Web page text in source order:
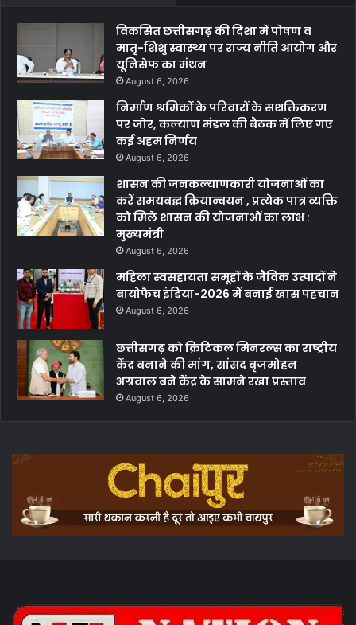
विकसित छत्तीसगढ़ की दिशा में पोषण व
मातृ-शिशु स्वास्थ्य पर राज्य नीति आयोग और
यूनिसेफ का मंथन
August 6, 2026
निर्माण श्रमिकों के परिवारों के सशक्तिकरण
पर जोर, कल्याण मंडल की बैठक में लिए गए
कई अहम निर्णय
August 6, 2026
शासन की जनकल्याणकारी योजनाओं का
करें समयबद्ध क्रियान्वयन , प्रत्येक पात्र व्यक्ति
को मिले शासन की योजनाओं का लाभ :
मुख्यमंत्री
August 6, 2026
महिला स्वसहायता समूहों के जैविक उत्पादों ने
बायोफैच इंडिया-2026 में बनाई खास पहचान
August 6, 2026
छत्तीसगढ़ को क्रिटिकल मिनरल्स का राष्ट्रीय
केंद्र बनाने की मांग, सांसद बृजमोहन
अग्रवाल बने केंद्र के सामने रखा प्रस्ताव
August 6, 2026